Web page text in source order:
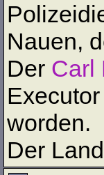
Nauen,
Der Carl
worden.
Der